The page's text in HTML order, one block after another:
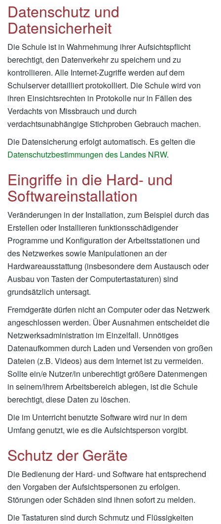
Datenschutz und
Datensicherheit
Die Schule ist in Wahrnehmung ihrer Aufsichtspflicht
berechtigt, den Datenverkehr zu speichern und zu
kontrollieren. Alle Internet-Zugriffe werden auf dem
Schulserver detailliert protokolliert. Die Schule wird von
ihren Einsichtsrechten in Protokolle nur in Fällen des
Verdachts von Missbrauch und durch
verdachtsunabhängige Stichproben Gebrauch machen.
Die Datensicherung erfolgt automatisch. Es gelten die
Datenschutzbestimmungen des Landes NRW.
Eingriffe in die Hard- und
Softwareinstallation
Veränderungen in der Installation, zum Beispiel durch das
Erstellen oder Installieren funktionsschädigender
Programme und Konfiguration der Arbeitsstationen und
des Netzwerkes sowie Manipulationen an der
Hardwareausstattung (insbesondere dem Austausch oder
Ausbau von Tasten der Computertastaturen) sind
grundsätzlich untersagt.
Fremdgeräte dürfen nicht an Computer oder das Netzwerk
angeschlossen werden. Über Ausnahmen entscheidet die
Netzwerksadministration im Einzelfall. Unnötiges
Datenaufkommen durch Laden und Versenden von großen
Dateien (z.B. Videos) aus dem Internet ist zu vermeiden.
Sollte ein/e Nutzer/in unberechtigt größere Datenmengen
in seinem/ihrem Arbeitsbereich ablegen, ist die Schule
berechtigt, diese Daten zu löschen.
Die im Unterricht benutzte Software wird nur in dem
Umfang genutzt, wie es die Aufsichtsperson vorgibt.
Schutz der Geräte
Die Bedienung der Hard- und Software hat entsprechend
den Vorgaben der Aufsichtspersonen zu erfolgen.
Störungen oder Schäden sind ihnen sofort zu melden.
Die Tastaturen sind durch Schmutz und Flüssigkeiten